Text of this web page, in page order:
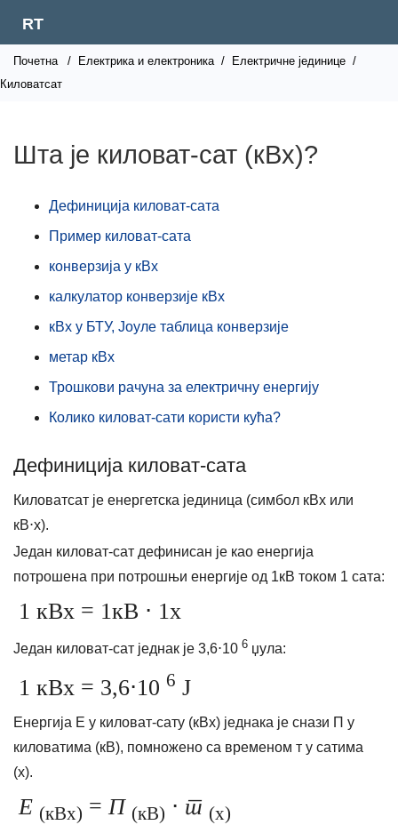
RT
Почетна / Електрика и електроника / Електричне јединице /
Киловатсат
Шта је киловат-сат (кВх)?
Дефиниција киловат-сата
Пример киловат-сата
конверзија у кВх
калкулатор конверзије кВх
кВх у БТУ, Јоуле таблица конверзије
метар кВх
Трошкови рачуна за електричну енергију
Колико киловат-сати користи кућа?
Дефиниција киловат-сата
Киловатсат је енергетска јединица (симбол кВх или
кВ⋅х).
Један киловат-сат дефинисан је као енергија
потрошена при потрошњи енергије од 1кВ током 1 сата:
1 кВх = 1кВ ⋅ 1х
Један киловат-сат једнак је 3,6⋅10 6 џула:
1 кВх = 3,6⋅10 6 Ј
Енергија Е у киловат-сату (кВх) једнака је снази П у
киловатима (кВ), помножено са временом т у сатима
(х).
Е (кВх) =П (кВ) ⋅ т (х)